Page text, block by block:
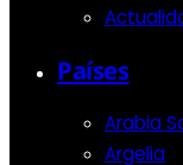
Países
Arabia
Argelia